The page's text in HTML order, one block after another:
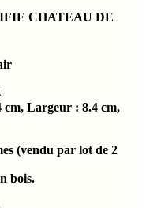
CHATEAU DE
cm, Largeur : 8.4 cm,
(vendu par lot de 2
bois.